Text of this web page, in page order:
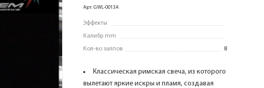
Арт. GWL-0013A
Эффекты
Калибр mm
Кол-во залпов 8
Классическая римская свеча, из которого
вылетают яркие искры и пламя, создавая